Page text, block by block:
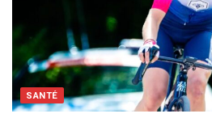
SANTÉ